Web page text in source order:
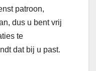
patroon,
dus u bent vrij
te
dat bij u past.